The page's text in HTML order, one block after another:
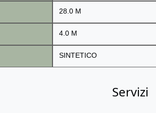
28.0 M
4.0 M
SINTETICO
Servizi